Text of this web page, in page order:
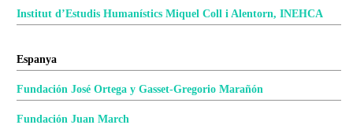
Institut d’Estudis Humanístics Miquel Coll i Alentorn, INEHCA
Espanya
Fundación José Ortega y Gasset-Gregorio Marañón
Fundación Juan March